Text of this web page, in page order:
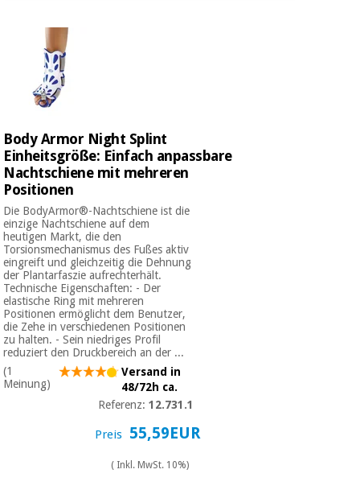
Angebote
Fisaude
Tech
Academy
chinesische
medizin
Klinische
möbel
Therapeutische
schränke
Essentielles
schutzmaterial
für
coronaviren
Aerobic,
fitness
und
pilates
Sport
und
spiele
Sanitärkleiderschränke
Veterinärmedizin
Nachricht
Outlet
Fisaude
Tech
Academy
ausrüstung
Traditionelle
chinesische
medizin
Klinische
möbel
Therapeutische
schränke
Essentielles
schutzmaterial
für
coronaviren
Aerobic,
Body Armor Night Splint
Einheitsgröße: Einfach anpassbare
Nachtschiene mit mehreren
Positionen
Die BodyArmor®-Nachtschiene ist die
einzige Nachtschiene auf dem
heutigen Markt, die den
Torsionsmechanismus des Fußes aktiv
eingreift und gleichzeitig die Dehnung
der Plantarfaszie aufrechterhält.
Technische Eigenschaften: - Der
elastische Ring mit mehreren
Positionen ermöglicht dem Benutzer,
die Zehe in verschiedenen Positionen
zu halten. - Sein niedriges Profil
reduziert den Druckbereich an der ...
(1
Meinung)
Versand in
48/72h ca.
Referenz:12.731.1
Preis 55,59EUR
( Inkl. MwSt. 10%)